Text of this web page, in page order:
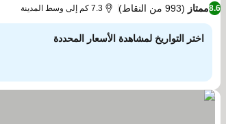
8.6ممتاز (993 من النقاط) 7.3 كم إلى وسط المدينة
اختر التواريخ لمشاهدة الأسعار المحددة